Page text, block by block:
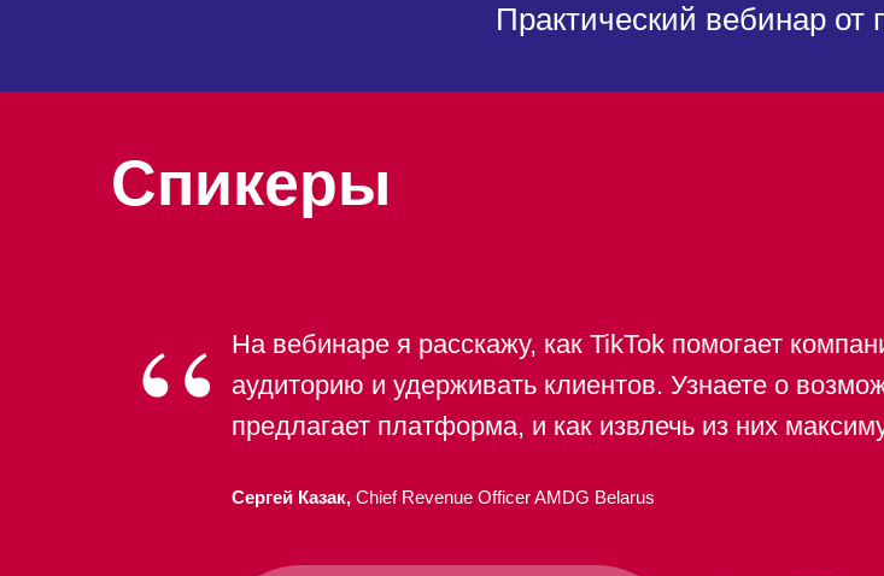
Практический вебинар от
Спикеры
“
На вебинаре я расскажу, как TikTok помогает
аудиторию и удерживать клиентов. Узнаете о
предлагает платформа, и как извлечь из них
Сергей Казак, Chief Revenue Officer AMDG Belarus